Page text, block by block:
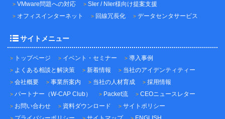
VMware問題への対応
SIer / NIer様向け提案支援
オフィスインターネット
回線冗長化 データセンタサービス
サイトメニュー
トップページ イベント・セミナー
導入事例
よくある相談と解決策
新着情報
当社のアイデンティティー
会社概要
事業所案内 当社の人材育成
採用情報
パートナー（W-CAP Club）
Packet流
CEOニュースレター
お問い合わせ
資料ダウンロード
サイトポリシー